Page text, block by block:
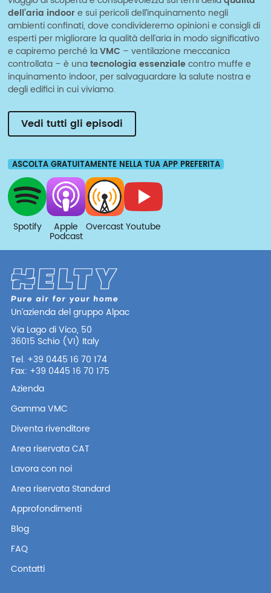
dell’aria indoore sui pericoli dell’inquinamento negli
ambienti confinati, dove condivideremo opinioni e consigli di
esperti per migliorare la qualità dell’aria in modo significativo
e capiremo perché laVMC – ventilazione meccanica
controllata – è unatecnologia essenzialecontro muffe e
inquinamento indoor, per salvaguardare la salute nostra e
degli edifici in cui viviamo.
Vedi tutti gli episodi
ASCOLTA GRATUITAMENTE NELLA TUA APP PREFERITA
Spotify Apple
Podcast
OvercastYoutube
Un’azienda del gruppo Alpac
Via Lago di Vico, 50
36015 Schio (VI) Italy
Tel. +39 0445 16 70 174
Fax: +39 0445 16 70 175
Azienda
Gamma VMC
Diventa rivenditore
Area riservata CAT
Lavora con noi
Area riservata Standard
Approfondimenti
Blog
FAQ
Contatti